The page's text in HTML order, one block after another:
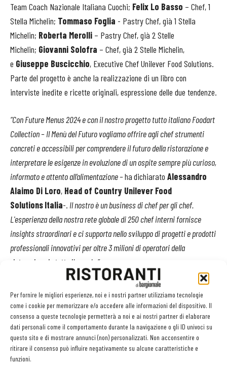
Per fornire le migliori esperienze, noi e i nostri partner utilizziamo tecnologie
come i cookie per memorizzare e/o accedere alle informazioni del dispositivo. Il
consenso a queste tecnologie permetterà a noi e ai nostri partner di elaborare
dati personali come il comportamento durante la navigazione o gli ID univoci su
questo sito e di mostrare annunci (non) personalizzati. Non acconsentire o
ritirare il consenso può influire negativamente su alcune caratteristiche e
funzioni.
Team Coach Nazionale Italiana Cuochi; Felix Lo Basso – Chef, 1
Stella Michelin; Tommaso Foglia - Pastry Chef, già 1 Stella
Michelin; Roberta Merolli – Pastry Chef, già 2 Stelle
Michelin; Giovanni Solofra – Chef, già 2 Stelle Michelin,
e Giuseppe Buscicchio, Executive Chef Unilever Food Solutions.
Parte del progetto è anche la realizzazione di un libro con
interviste inedite e ricette originali, espressione delle due tendenze.
“Con Future Menus 2024 e con il nostro progetto tutto italiano Foodart
Collection – Il Menù del Futuro vogliamo offrire agli chef strumenti
concreti e accessibili per comprendere il futuro della ristorazione e
interpretare le esigenze in evoluzione di un ospite sempre più curioso,
informato e attento all’alimentazione –hadichiarato Alessandro
Alaimo Di Loro, Head of Country Unilever Food
SolutionsItalia-. Il nostro è un business di chef per gli chef.
L'esperienza della nostra rete globale di 250 chef interni fornisce
insights straordinari e ci supporta nello sviluppo di progetti e prodotti
professionali innovativi per oltre 3 milioni di operatori della
ristorazione in tutto il mondo.”
Gli appuntamenti di Foodart Collection - Il Menù del Futuro
Il calendario della formazioneFoodart Collection - Il Menù del
Futurocomprende 12 eventi live sul territorio e on demand, che si
svolgeranno da aprile a dicembre. Due i format:“A casa di …”
livestreaming dalle cucine degli chef stellati e